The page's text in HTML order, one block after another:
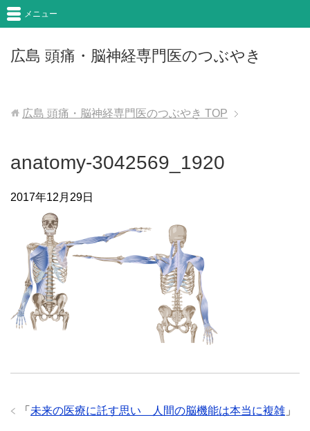
広島 頭痛・脳神経専門医のつぶやき
メニュー
広島 頭痛・脳神経専門医のつぶやき TOP
anatomy-3042569_1920
2017年12月29日
「 未来の医療に託す思い 人間の脳機能は本当に複雑 」